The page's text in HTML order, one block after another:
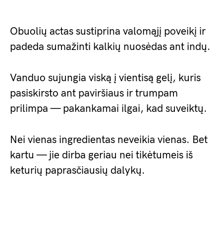
Obuolių actas sustiprina valomąjį poveikį ir
padeda sumažinti kalkių nuosėdas ant indų.
Vanduo sujungia viską į vientisą gelį, kuris
pasiskirsto ant paviršiaus ir trumpam
prilimpa — pakankamai ilgai, kad suveiktų.
Nei vienas ingredientas neveikia vienas. Bet
kartu — jie dirba geriau nei tikėtumeis iš
keturių paprasčiausių dalykų.